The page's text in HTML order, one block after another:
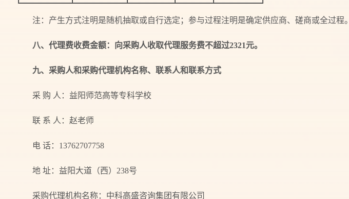
注：产生方式注明是随机抽取或自行选定；参与过程注明是确定供应商、磋商或全过程。
八、代理费收费金额：向采购人收取代理服务费不超过2321元。
九、采购人和采购代理机构名称、联系人和联系方式
采 购 人：益阳师范高等专科学校
联 系 人：赵老师
电 话：13762707758
地 址：益阳大道（西）238号
采购代理机构名称：中科高盛咨询集团有限公司